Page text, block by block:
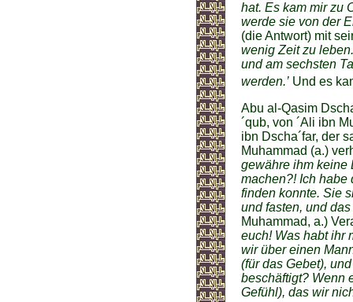
hat. Es kam mir zu
werde sie von der
(die Antwort) mit
wenig Zeit zu
und am sechsten
werden.’ Und es
Abu al-Qasim
´qub, von ´Ali ibn
ibn Dscha´far, der
Muhammad (a.)
gewähre ihm keine
machen?! Ich habe
finden konnte. Sie
und fasten, und
Muhammad, a.)
euch! Was habt ihr
wir über einen
(für das Gebet),
beschäftigt? Wenn
Gefühl), das wir